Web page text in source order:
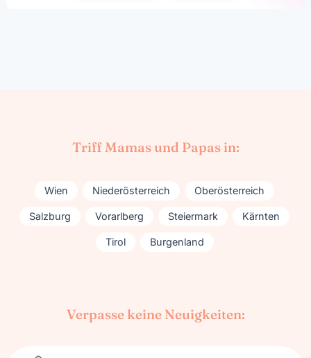
Triff Mamas und Papas in:
Wien Niederösterreich Oberösterreich
Salzburg Vorarlberg Steiermark Kärnten
Tirol Burgenland
Verpasse keine Neuigkeiten: